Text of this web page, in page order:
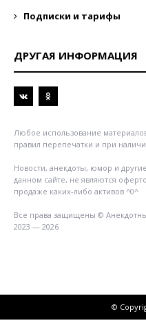
Подписки и тарифы
ДРУГАЯ ИНФОРМАЦИЯ
Любое использование
правил перепечатки и при
Новости, анекдоты, юмор и
данном сайте, не являются
продаже каких-либо активов ^0^
Все права защищены ©
2023 — 2026
©